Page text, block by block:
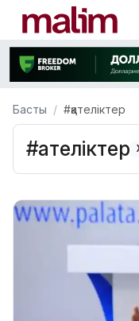
Басты #қателіктер
#қателіктер